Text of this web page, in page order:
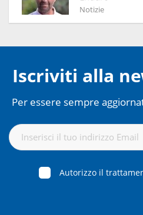
Notizie
Iscriviti alla
Per essere sempre
Autorizzo il